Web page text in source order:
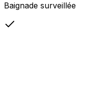
Baignade surveillée